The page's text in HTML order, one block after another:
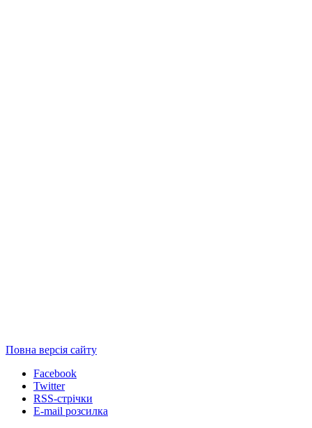
Повна версія сайту
Facebook
Twitter
RSS-стрічки
E-mail розсилка